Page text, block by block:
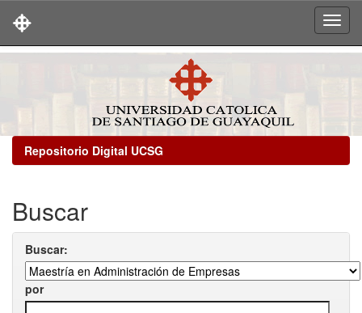
Repositorio Digital UCSG
Buscar
Buscar:
por